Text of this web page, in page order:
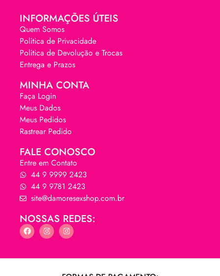
INFORMAÇÕES ÚTEIS
Quem Somos
Politica de Privacidade
Politica de Devolução e Trocas
Entrega e Prazos
MINHA CONTA
Faça Login
Meus Dados
Meus Pedidos
Rastrear Pedido
FALE CONOSCO
Entre em Contato
44 9 9999 2423
44 9 9781 2423
site@damoresexshop.com.br
NOSSAS REDES: